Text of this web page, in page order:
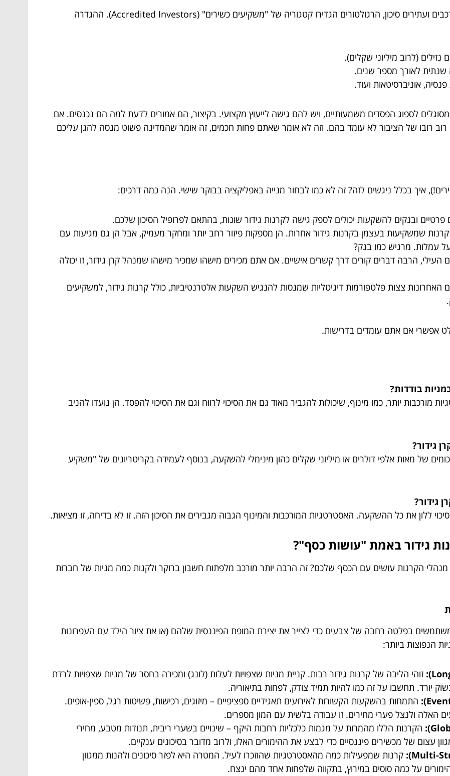
כדי להגן על הציבור הרחב מפני מוצרי השקעה מורכבים ועתירים סיכון, הרגולטורים הגדירו קטגוריה של "משקיעים כשירים" (Accredited Investors). ההגדרה
(לרוב מיליוני שקלים).
שנתית לאורך מספר שנים.
אוניברסיטאות ועוד.
לספוג הפסדים משמעותיים, ויש להם גישה לייעוץ מקצועי. בקיצור, הם אמורים לדעת למה הם נכנסים. אם
רוב רובו של הציבור לא עומד בהם. וזה לא אומר שאתם פחות חכמים, זה אומר שהמדינה פשוט מנסה להגן עליכם
איך בכלל ניגשים לזה? זה לא כמו לבחור מנייה באפליקציה בבוקר שישי. הנה כמה דרכים:
פרטיים ובנקים להשקעות יכולים לספק גישה לקרנות גידור שונות, בהתאם לפרופיל הסיכון שלכם.
קרנות שמשקיעות בעצמן בקרנות גידור אחרות. הן מספקות פיזור רחב יותר ומחקר מעמיק, אבל הן גם מגיעות עם
עמלות. מרגיש כמו בנק?
העילי, הרבה דברים קורים דרך קשרים אישיים. אם אתם מכירים מישהו שמכיר מישהו שמנהל קרן גידור, זו יכולה
האחרונות צצות פלטפורמות דיגיטליות שמנסות להנגיש השקעות אלטרנטיביות, כולל קרנות גידור, למשקיעים
אפשרי אם אתם עומדים בדרישות.
בודדות?
יותר, כמו מינוף, שיכולות להגביר מאוד גם את הסיכוי לרווח וגם את הסיכוי להפסד. הן נועדו להניב
גידור?
של מאות אלפי דולרים או מיליוני שקלים כהון מינימלי להשקעה, בנוסף לעמידה בקריטריונים של "משקיע
גידור?
ללון את כל ההשקעה. האסטרטגיות המורכבות והמינוף הגבוה מגבירים את הסיכון הזה. זו לא בדיחה, זו מציאות.
גידור באמת "עושות כסף"?
הקרנות עושים עם הכסף שלכם? זה הרבה יותר מורכב מלפתוח חשבון ברוקר ולקנות כמה מניות של חברות
בפלטה רחבה של צבעים כדי לצייר את יצירת המופת הפיננסית שלהם (או את ציור הילד עם העפרונות
הנפוצות ביותר:
זוהי הליבה של קרנות גידור רבות. קניית מניות שצפויות לעלות (לונג) ומכירה בחסר של מניות שצפויות לרדת
יורד. תחשבו על זה כמו להיות תמיד צודק, לפחות בתיאוריה.
התמחות בהשקעות הקשורות לאירועים תאגידיים ספציפיים – מיזוגים, רכישות, פשיטות רגל, ספין-אופים.
האלה ולנצל פערי מחירים. זו עבודה בלשית עם המון מספרים.
הקרנות הללו מהמרות על מגמות כלכליות רחבות היקף – שינויים בשערי ריבית, תנודות מטבע, מחירי
עצום של מכשירים פיננסיים כדי לבצע את ההימורים האלו, ולרוב מדובר בסיכונים ענקיים.
קרנות שמפעילות כמה מהאסטרטגיות שהוזכרו לעיל. המטרה היא לפזר סיכונים ולהנות ממגוון
על כמה סוסים במירוץ, בתקווה שלפחות אחד מהם ינצח.